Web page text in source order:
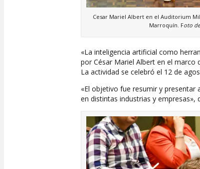
Cesar Mariel Albert en el Auditorium
Marroquín. Foto
«La inteligencia artificial como
por César Mariel Albert en el marco
La actividad se celebró el 12 de
«El objetivo fue resumir y presentar
en distintas industrias y empresas»,